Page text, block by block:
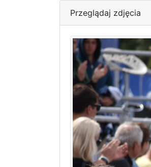
Przeglądaj zdjęcia